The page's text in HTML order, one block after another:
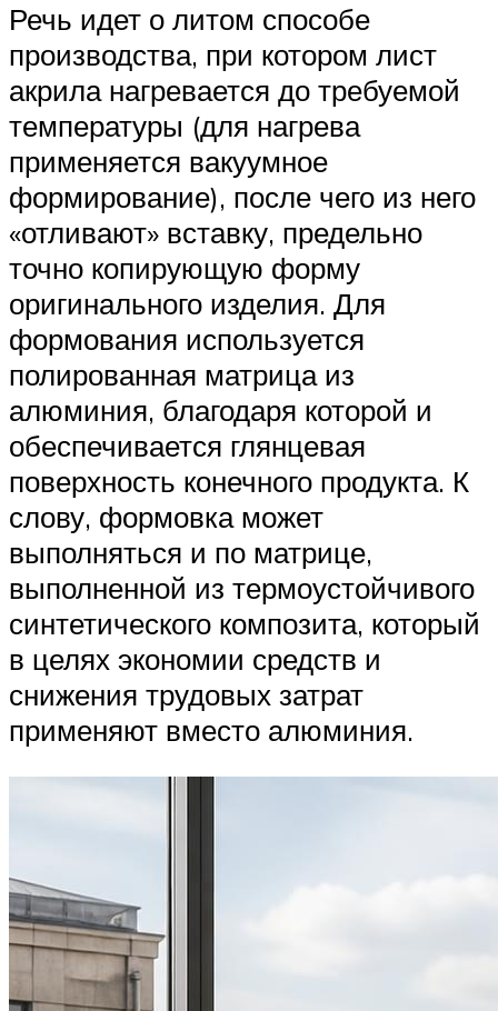
Речь идет о литом способе
производства, при котором лист
акрила нагревается до требуемой
температуры (для нагрева
применяется вакуумное
формирование), после чего из него
«отливают» вставку, предельно
точно копирующую форму
оригинального изделия. Для
формования используется
полированная матрица из
алюминия, благодаря которой и
обеспечивается глянцевая
поверхность конечного продукта. К
слову, формовка может
выполняться и по матрице,
выполненной из термоустойчивого
синтетического композита, который
в целях экономии средств и
снижения трудовых затрат
применяют вместо алюминия.